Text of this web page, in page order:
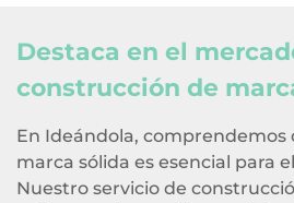
Destaca en el
construcción de
En Ideándola,
marca sólida es esencial para
Nuestro servicio de